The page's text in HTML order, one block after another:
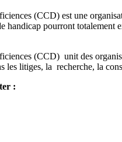
(CCD) est une
handicap pourront totalement
(CCD) unit des
les litiges, la recherche, la
: